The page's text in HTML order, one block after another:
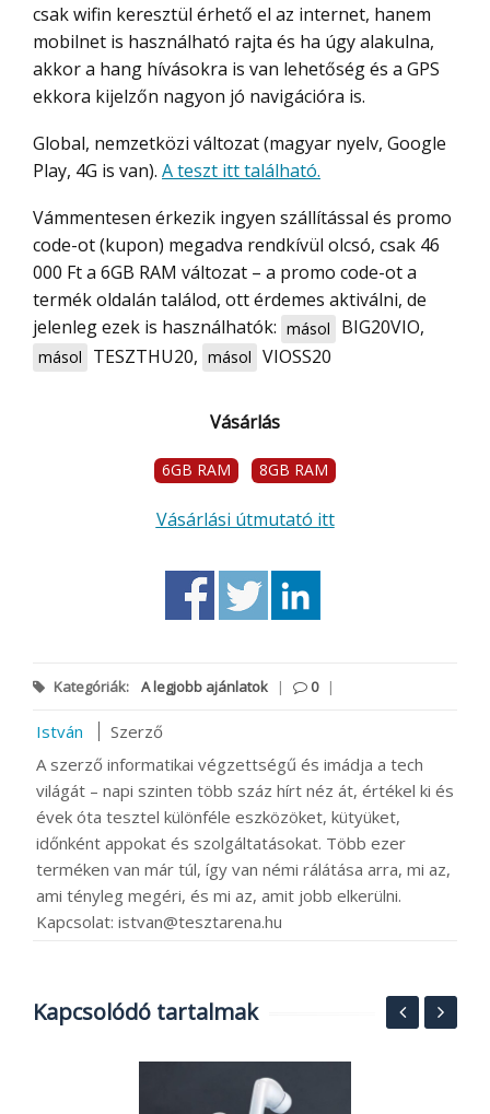
csak wifin keresztül érhető el az internet, hanem
mobilnet is használható rajta és ha úgy alakulna,
akkor a hang hívásokra is van lehetőség és a GPS
ekkora kijelzőn nagyon jó navigációra is.
Global, nemzetközi változat (magyar nyelv, Google
Play, 4G is van). A teszt itt található.
Vámmentesen érkezik ingyen szállítással és promo
code-ot (kupon) megadva rendkívül olcsó, csak 46
000 Ft a 6GB RAM változat – a promo code-ot a
termék oldalán találod, ott érdemes aktiválni, de
jelenleg ezek is használhatók: másol BIG20VIO,
másol TESZTHU20, másol VIOSS20
Vásárlás
6GB RAM 8GB RAM
Vásárlási útmutató itt
Kategóriák: A legjobb ajánlatok | 0 |
István
Szerző
A szerző informatikai végzettségű és imádja a tech
világát – napi szinten több száz hírt néz át, értékel ki és
évek óta tesztel különféle eszközöket, kütyüket,
időnként appokat és szolgáltatásokat. Több ezer
terméken van már túl, így van némi rálátása arra, mi az,
ami tényleg megéri, és mi az, amit jobb elkerülni.
Kapcsolat: istvan@tesztarena.hu
Kapcsolódó tartalmak